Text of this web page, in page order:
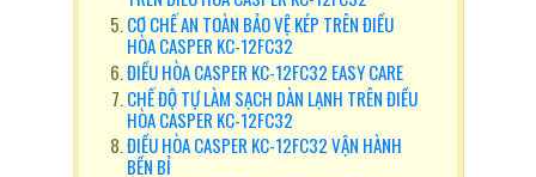
CƠ CHẾ AN TOÀN BẢO VỆ KÉP TRÊN ĐIỀU
HÒA CASPER KC-12FC32
ĐIỀU HÒA CASPER KC-12FC32 EASY CARE
CHẾ ĐỘ TỰ LÀM SẠCH DÀN LẠNH TRÊN ĐIỀU
HÒA CASPER KC-12FC32
ĐIỀU HÒA CASPER KC-12FC32 VẬN HÀNH
BỀN BỈ